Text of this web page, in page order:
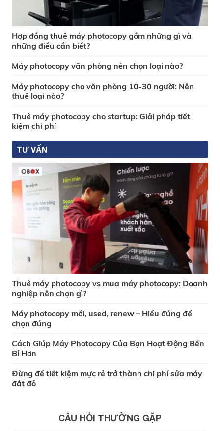
Hợp đồng thuê máy photocopy gồm những gì và
những điều cần biết?
Máy photocopy văn phòng nên chọn loại nào?
Máy photocopy cho văn phòng 10-30 người: Nên
thuê loại nào?
Thuê máy photocopy cho startup: Giải pháp tiết
kiệm chi phí
TƯ VẤN
Thuê máy photocopy vs mua máy photocopy: Doanh
nghiệp nên chọn gì?
Máy photocopy mới, used, renew – Hiểu đúng để
chọn đúng
Cách Giúp Máy Photocopy Của Bạn Hoạt Động Bền
Bỉ Hơn
Đừng để tiết kiệm mực rẻ trở thành chi phí sửa máy
đắt đỏ
CÂU HỎI THƯỜNG GẶP